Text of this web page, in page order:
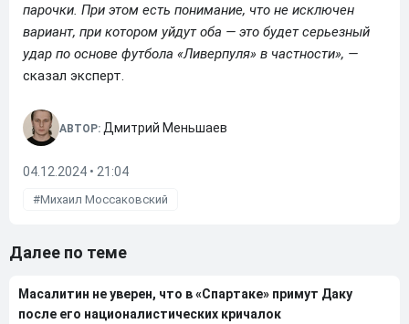
парочки. При этом есть понимание, что не исключен
вариант, при котором уйдут оба — это будет серьезный
удар по основе футбола «Ливерпуля» в частности», —
сказал эксперт.
АВТОР: Дмитрий Меньшаев
04.12.2024 • 21:04
Михаил Моссаковский
Далее по теме
Масалитин не уверен, что в «Спартаке» примут Даку
после его националистических кричалок